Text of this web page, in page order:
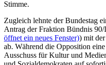
Stimme.
Zugleich lehnte der Bundestag
Antrag der Fraktion Bündnis
öffnet ein neues Fenster)) mit
ab. Während die Opposition
Ausschuss für Kultur und